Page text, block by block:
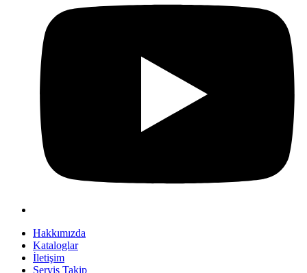
Hakkımızda
Kataloglar
İletişim
Servis Takip